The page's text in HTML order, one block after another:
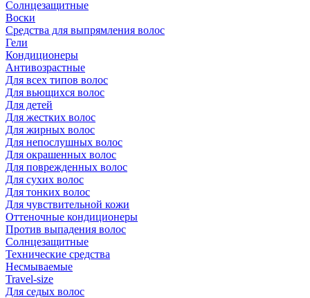
Солнцезащитные
Воски
Средства для выпрямления волос
Гели
Кондиционеры
Антивозрастные
Для всех типов волос
Для вьющихся волос
Для детей
Для жестких волос
Для жирных волос
Для непослушных волос
Для окрашенных волос
Для поврежденных волос
Для сухих волос
Для тонких волос
Для чувствительной кожи
Оттеночные кондиционеры
Против выпадения волос
Солнцезащитные
Технические средства
Несмываемые
Travel-size
Для седых волос